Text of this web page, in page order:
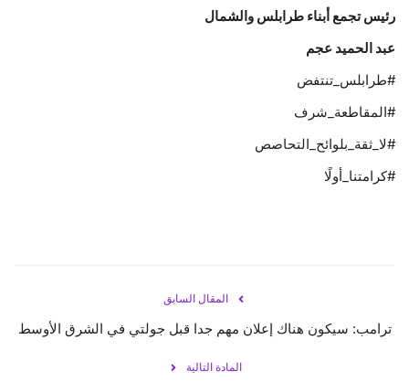
رئيس تجمع أبناء طرابلس والشمال
عبد الحميد عجم
#طرابلس_تنتفض
#المقاطعة_شرف
#لا_ثقة_بلوائح_التحاصص
#كرامتنا_أولًا
المقال السابق
ترامب: سيكون هناك إعلان مهم جدا قبل جولتي في الشرق الأوسط
المادة التالية